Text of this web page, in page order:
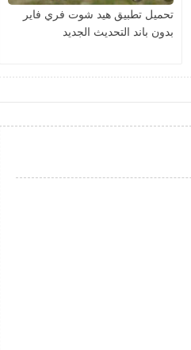
تحميل تطبيق هيد شوت فري فاير
بدون باند التحديث الجديد